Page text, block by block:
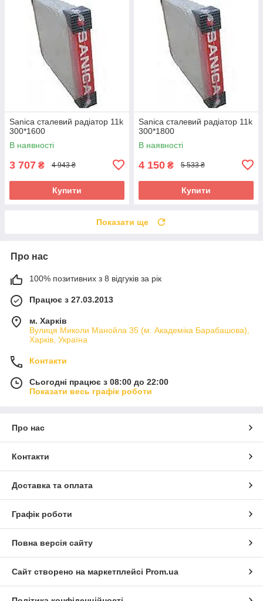
Sanica сталевий радіатор 11k
300*1600
В наявності
3 707 ₴ 4 943 ₴
Купити
Sanica сталевий радіатор 11k
300*1800
В наявності
4 150 ₴ 5 533 ₴
Купити
Показати ще
Про нас
100% позитивних з 8 відгуків за рік
Працює з 27.03.2013
м. Харків
Вулиця Миколи Манойла 35 (м. Академіка Барабашова),
Харків, Україна
Контакти
Сьогодні працює з 08:00 до 22:00
Показати весь графік роботи
Про нас
Контакти
Доставка та оплата
Графік роботи
Повна версія сайту
Сайт створено на маркетплейсі Prom.ua